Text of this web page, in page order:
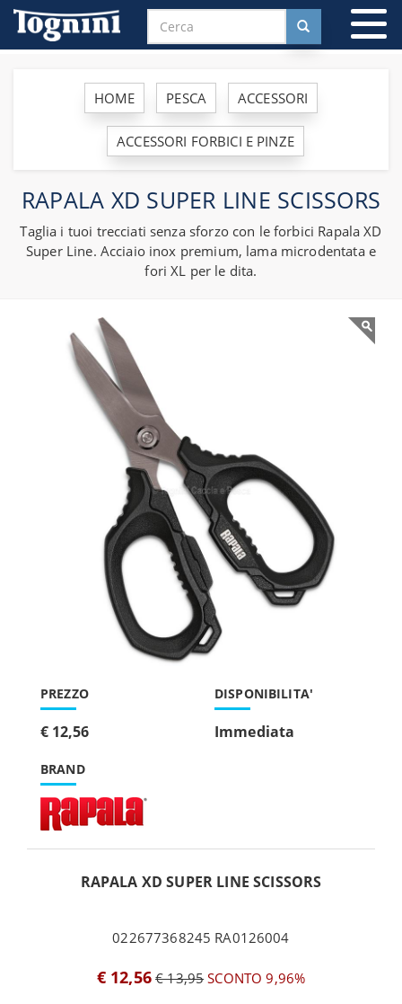
HOME PESCA ACCESSORI
ACCESSORI FORBICI E PINZE
RAPALA XD SUPER LINE SCISSORS
Taglia i tuoi trecciati senza sforzo con le forbici Rapala XD
Super Line. Acciaio inox premium, lama microdentata e
fori XL per le dita.
PREZZO
€ 12,56
BRAND
DISPONIBILITA'
Immediata
RAPALA XD SUPER LINE SCISSORS
022677368245 RA0126004
€ 12,56 € 13,95SCONTO 9,96%